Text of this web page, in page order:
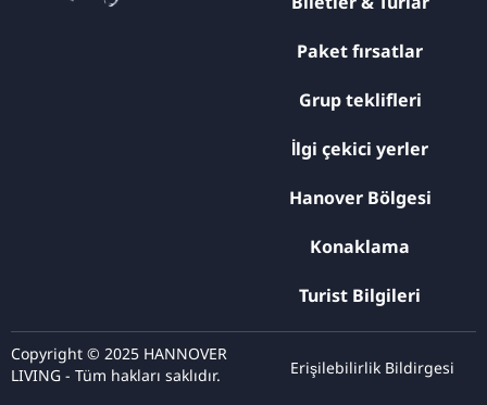
Paket fırsatlar
Grup teklifleri
İlgi çekici yerler
Hanover Bölgesi
Konaklama
Turist Bilgileri
Copyright © 2025 HANNOVER
LIVING - Tüm hakları saklıdır.
Erişilebilirlik Bildirgesi